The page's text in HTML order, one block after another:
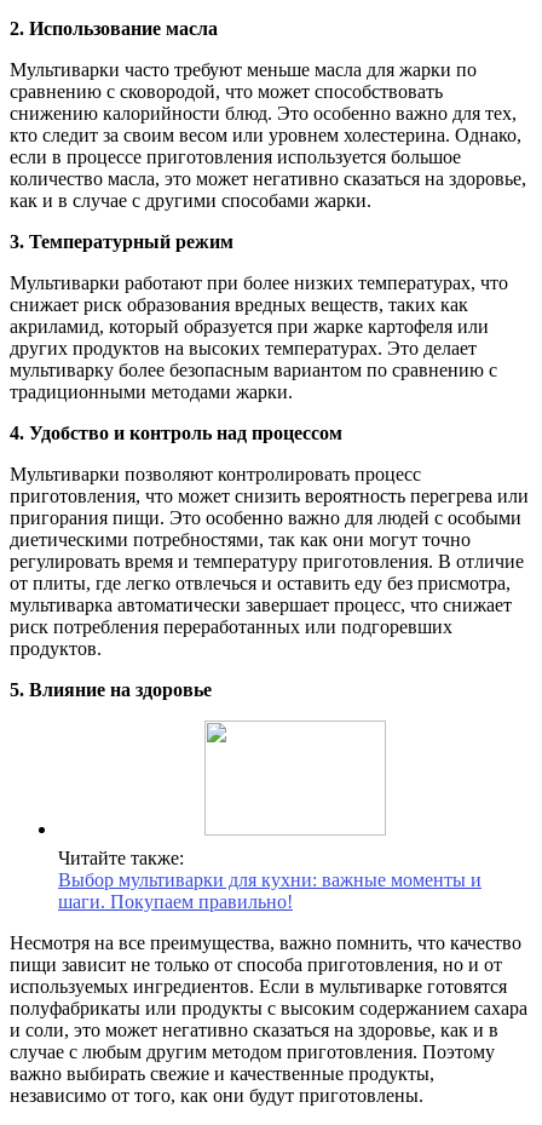
2. Использование масла
Мультиварки часто требуют меньше масла для жарки по
сравнению с сковородой, что может способствовать
снижению калорийности блюд. Это особенно важно для тех,
кто следит за своим весом или уровнем холестерина. Однако,
если в процессе приготовления используется большое
количество масла, это может негативно сказаться на здоровье,
как и в случае с другими способами жарки.
3. Температурный режим
Мультиварки работают при более низких температурах, что
снижает риск образования вредных веществ, таких как
акриламид, который образуется при жарке картофеля или
других продуктов на высоких температурах. Это делает
мультиварку более безопасным вариантом по сравнению с
традиционными методами жарки.
4. Удобство и контроль над процессом
Мультиварки позволяют контролировать процесс
приготовления, что может снизить вероятность перегрева или
пригорания пищи. Это особенно важно для людей с особыми
диетическими потребностями, так как они могут точно
регулировать время и температуру приготовления. В отличие
от плиты, где легко отвлечься и оставить еду без присмотра,
мультиварка автоматически завершает процесс, что снижает
риск потребления переработанных или подгоревших
продуктов.
5. Влияние на здоровье
Читайте также:
Выбор мультиварки для кухни: важные моменты и
шаги. Покупаем правильно!
Несмотря на все преимущества, важно помнить, что качество
пищи зависит не только от способа приготовления, но и от
используемых ингредиентов. Если в мультиварке готовятся
полуфабрикаты или продукты с высоким содержанием сахара
и соли, это может негативно сказаться на здоровье, как и в
случае с любым другим методом приготовления. Поэтому
важно выбирать свежие и качественные продукты,
независимо от того, как они будут приготовлены.